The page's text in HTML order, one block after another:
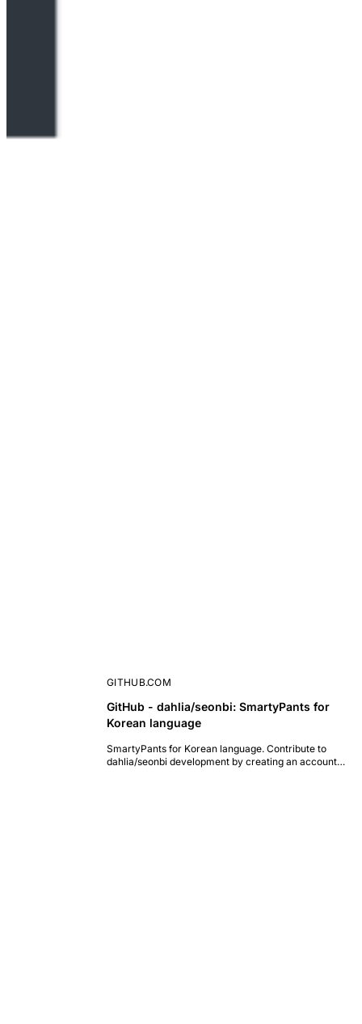
GITHUB.COM
GitHub - dahlia/seonbi: SmartyPants for
Korean language
SmartyPants for Korean language. Contribute to
dahlia/seonbi development by creating an account